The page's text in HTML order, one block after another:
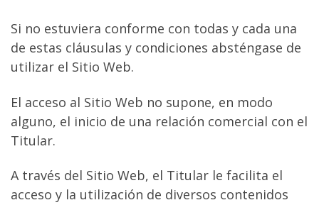
Si no estuviera conforme con todas y cada una
de estas cláusulas y condiciones absténgase de
utilizar el Sitio Web.
El acceso al Sitio Web no supone, en modo
alguno, el inicio de una relación comercial con el
Titular.
A través del Sitio Web, el Titular le facilita el
acceso y la utilización de diversos contenidos